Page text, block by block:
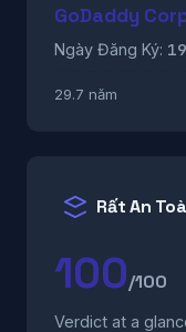
GoDaddy
Ngày Đăng Ký:
29.7 năm
Rất An
100/100
Verdict at a